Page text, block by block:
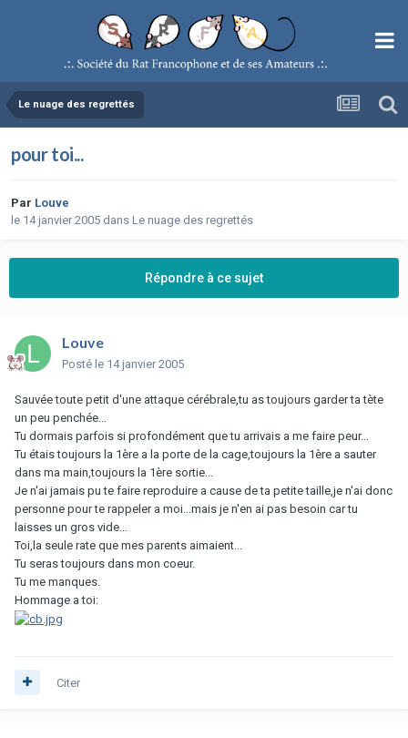
Le nuage des regrettés
pour toi...
Par Louve
le 14 janvier 2005 dans Le nuage des regrettés
Répondre à ce sujet
Louve
Posté le 14 janvier 2005
Sauvée toute petit d'une attaque cérébrale,tu as toujours garder ta tète
un peu penchée...
Tu dormais parfois si profondément que tu arrivais a me faire peur...
Tu étais toujours la 1ère a la porte de la cage,toujours la 1ère a sauter
dans ma main,toujours la 1ère sortie...
Je n'ai jamais pu te faire reproduire a cause de ta petite taille,je n'ai donc
personne pour te rappeler a moi...mais je n'en ai pas besoin car tu
laisses un gros vide...
Toi,la seule rate que mes parents aimaient...
Tu seras toujours dans mon coeur.
Tu me manques.
Hommage a toi:
Citer